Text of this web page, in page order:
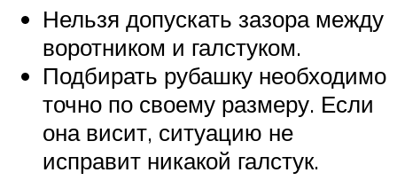
Нельзя допускать зазора между
воротником и галстуком.
Подбирать рубашку необходимо
точно по своему размеру. Если
она висит, ситуацию не
исправит никакой галстук.